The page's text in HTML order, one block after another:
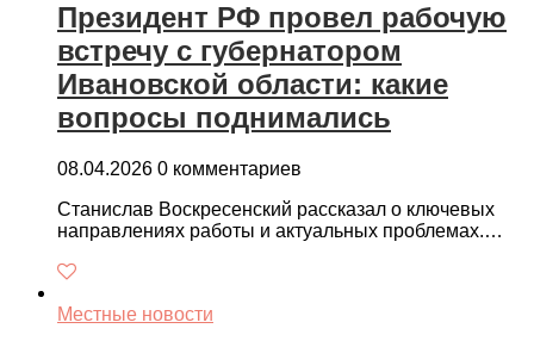
Президент РФ провел рабочую
встречу с губернатором
Ивановской области: какие
вопросы поднимались
08.04.2026 0 комментариев
Станислав Воскресенский рассказал о ключевых
направлениях работы и актуальных проблемах.…
Местные новости